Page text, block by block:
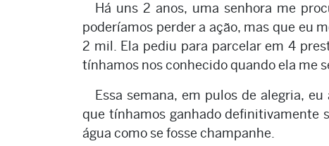
Há uns 2 anos, uma senhora me
poderíamos perder a ação, mas que eu
2 mil. Ela pediu para parcelar em 4
tínhamos nos conhecido quando ela me
Essa semana, em pulos de alegria,
que tínhamos ganhado definitivamente
água como se fosse champanhe.